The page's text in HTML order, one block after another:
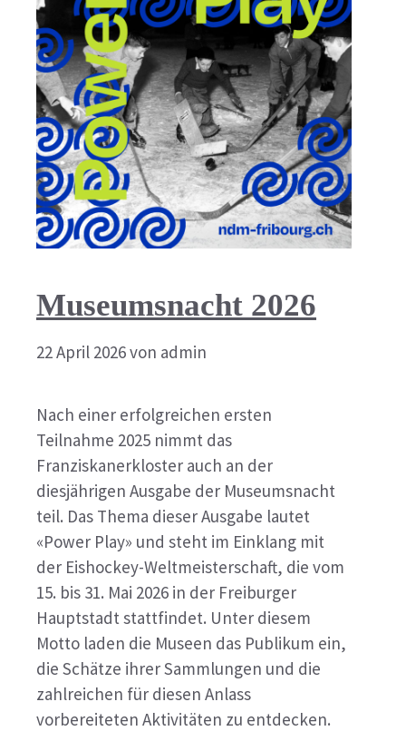
Museumsnacht 2026
22 April 2026von admin
Nach einer erfolgreichen ersten
Teilnahme 2025 nimmt das
Franziskanerkloster auch an der
diesjährigen Ausgabe der Museumsnacht
teil. Das Thema dieser Ausgabe lautet
«Power Play» und steht im Einklang mit
der Eishockey-Weltmeisterschaft, die vom
15. bis 31. Mai 2026 in der Freiburger
Hauptstadt stattfindet. Unter diesem
Motto laden die Museen das Publikum ein,
die Schätze ihrer Sammlungen und die
zahlreichen für diesen Anlass
vorbereiteten Aktivitäten zu entdecken.